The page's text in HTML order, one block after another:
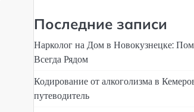
Последние записи
Нарколог на Дом в Новокузнецке:
Всегда Рядом
Кодирование от алкоголизма в
путеводитель